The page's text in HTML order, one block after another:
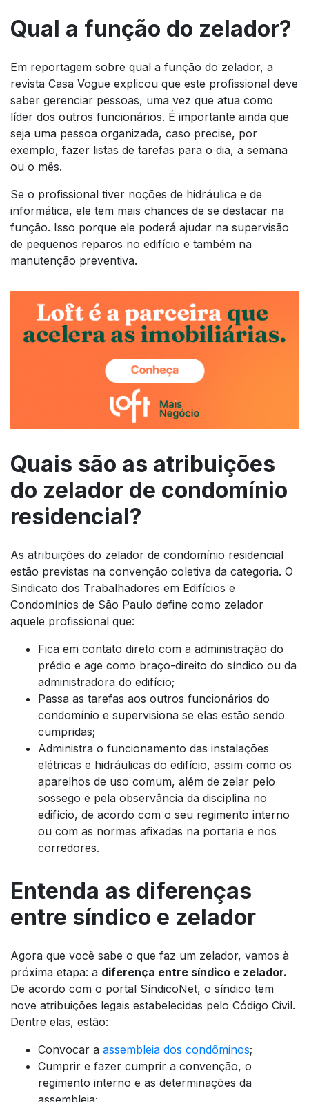
Qual a função do zelador?
Em reportagem sobre qual a função do zelador, a
revista Casa Vogue explicou que este profissional deve
saber gerenciar pessoas, uma vez que atua como
líder dos outros funcionários. É importante ainda que
seja uma pessoa organizada, caso precise, por
exemplo, fazer listas de tarefas para o dia, a semana
ou o mês.
Se o profissional tiver noções de hidráulica e de
informática, ele tem mais chances de se destacar na
função. Isso porque ele poderá ajudar na supervisão
de pequenos reparos no edifício e também na
manutenção preventiva.
Quais são as atribuições
do zelador de condomínio
residencial?
As atribuições do zelador de condomínio residencial
estão previstas na convenção coletiva da categoria. O
Sindicato dos Trabalhadores em Edifícios e
Condomínios de São Paulo define como zelador
aquele profissional que:
Fica em contato direto com a administração do
prédio e age como braço-direito do síndico ou da
administradora do edifício;
Passa as tarefas aos outros funcionários do
condomínio e supervisiona se elas estão sendo
cumpridas;
Administra o funcionamento das instalações
elétricas e hidráulicas do edifício, assim como os
aparelhos de uso comum, além de zelar pelo
sossego e pela observância da disciplina no
edifício, de acordo com o seu regimento interno
ou com as normas afixadas na portaria e nos
corredores.
Entenda as diferenças
entre síndico e zelador
Agora que você sabe o que faz um zelador, vamos à
próxima etapa: a diferença entre síndico e zelador.
De acordo com o portal SíndicoNet, o síndico tem
nove atribuições legais estabelecidas pelo Código Civil.
Dentre elas, estão:
Convocar a assembleia dos condôminos;
Cumprir e fazer cumprir a convenção, o
regimento interno e as determinações da